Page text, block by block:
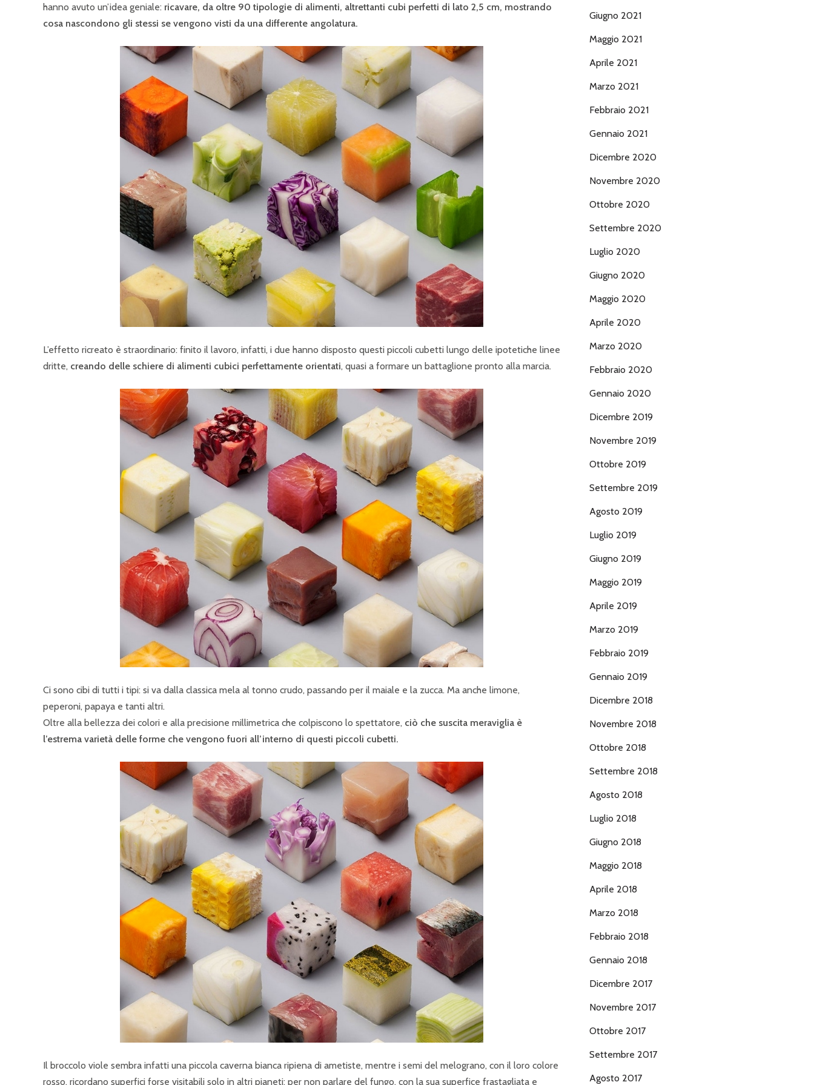
hanno avuto un’idea geniale: ricavare, da oltre 90 tipologie di alimenti, altrettanti cubi perfetti di lato 2,5 cm, mostrando
cosa nascondono gli stessi se vengono visti da una differente angolatura.
L’effetto ricreato è straordinario: finito il lavoro, infatti, i due hanno disposto questi piccoli cubetti lungo delle ipotetiche linee
dritte, creando delle schiere di alimenti cubici perfettamente orientati, quasi a formare un battaglione pronto alla marcia.
Ci sono cibi di tutti i tipi: si va dalla classica mela al tonno crudo, passando per il maiale e la zucca. Ma anche limone,
peperoni, papaya e tanti altri.
Oltre alla bellezza dei colori e alla precisione millimetrica che colpiscono lo spettatore, ciò che suscita meraviglia è
l’estrema varietà delle forme che vengono fuori all’interno di questi piccoli cubetti.
Il broccolo viole sembra infatti una piccola caverna bianca ripiena di ametiste, mentre i semi del melograno, con il loro colore
rosso, ricordano superfici forse visitabili solo in altri pianeti; per non parlare del fungo, con la sua superfice frastagliata e
Giugno 2021
Maggio 2021
Aprile 2021
Marzo 2021
Febbraio 2021
Gennaio 2021
Dicembre 2020
Novembre 2020
Ottobre 2020
Settembre 2020
Luglio 2020
Giugno 2020
Maggio 2020
Aprile 2020
Marzo 2020
Febbraio 2020
Gennaio 2020
Dicembre 2019
Novembre 2019
Ottobre 2019
Settembre 2019
Agosto 2019
Luglio 2019
Giugno 2019
Maggio 2019
Aprile 2019
Marzo 2019
Febbraio 2019
Gennaio 2019
Dicembre 2018
Novembre 2018
Ottobre 2018
Settembre 2018
Agosto 2018
Luglio 2018
Giugno 2018
Maggio 2018
Aprile 2018
Marzo 2018
Febbraio 2018
Gennaio 2018
Dicembre 2017
Novembre 2017
Ottobre 2017
Settembre 2017
Agosto 2017